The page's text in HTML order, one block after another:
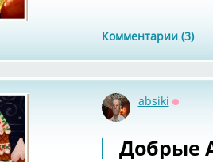
Комментарии (3)
absiki
Добрые